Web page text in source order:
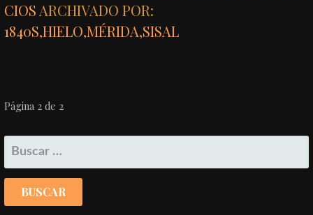
CIOS ARCHIVADO POR:
1840S,HIELO,MÉRIDA,SISAL
NAVEGACIÓN
POR
ENTRADA
Página 2 de 2
BUSCAR: